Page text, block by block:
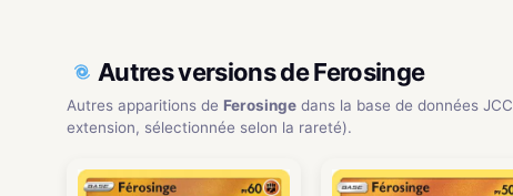
Autres versions de Ferosinge
Autres apparitions de Ferosinge dans la base de données
extension, sélectionnée selon la rareté).